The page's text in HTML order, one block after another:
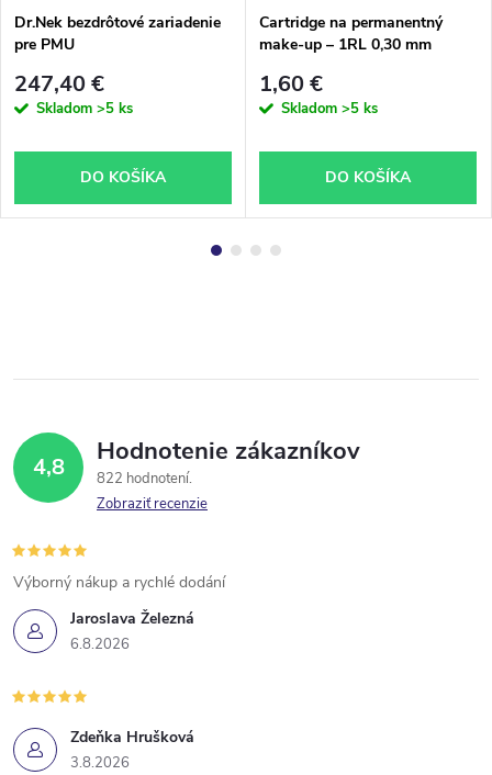
Dr.Nek bezdrôtové zariadenie
pre PMU
247,40 €
Skladom >5 ks
DO KOŠÍKA
Cartridge na permanentný
make-up – 1RL 0,30 mm
1,60 €
Skladom >5 ks
DO KOŠÍKA
4,8 Hodnotenie zákazníkov
822 hodnotení
Zobraziť recenzie
Jaroslava Železná
6.8.2026
Výborný nákup a rychlé dodání
Zdeňka Hrušková
3.8.2026